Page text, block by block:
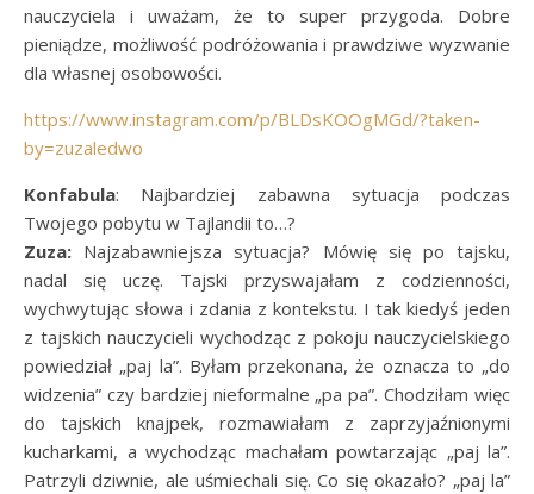
nauczyciela i uważam, że to super przygoda. Dobre
pieniądze, możliwość podróżowania i prawdziwe wyzwanie
dla własnej osobowości.
https://www.instagram.com/p/BLDsKOOgMGd/?taken-
by=zuzaledwo
Konfabula: Najbardziej zabawna sytuacja podczas
Twojego pobytu w Tajlandii to…?
Zuza: Najzabawniejsza sytuacja? Mówię się po tajsku,
nadal się uczę. Tajski przyswajałam z codzienności,
wychwytując słowa i zdania z kontekstu. I tak kiedyś jeden
z tajskich nauczycieli wychodząc z pokoju nauczycielskiego
powiedział „paj la”. Byłam przekonana, że oznacza to „do
widzenia” czy bardziej nieformalne „pa pa”. Chodziłam więc
do tajskich knajpek, rozmawiałam z zaprzyjaźnionymi
kucharkami, a wychodząc machałam powtarzając „paj la”.
Patrzyli dziwnie, ale uśmiechali się. Co się okazało? „paj la”